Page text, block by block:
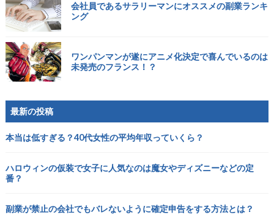
会社員であるサラリーマンにオススメの副業ランキ
ング
ワンパンマンが遂にアニメ化決定で喜んでいるのは
未発売のフランス！？
最新の投稿
本当は低すぎる？40代女性の平均年収っていくら？
ハロウィンの仮装で女子に人気なのは魔女やディズニーなどの定
番？
副業が禁止の会社でもバレないように確定申告をする方法とは？